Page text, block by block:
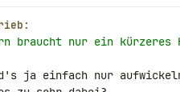
braucht nur ein kürzeres
ja einfach nur